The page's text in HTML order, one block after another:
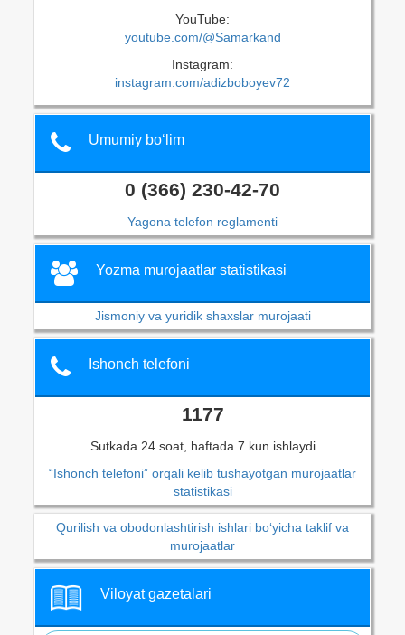
YouTube:
youtube.com/@Samarkand
Instagram:
instagram.com/adizboboyev72
Umumiy bo‘lim
0 (366) 230-42-70
Yagona telefon reglamenti
Yozma murojaatlar statistikasi
Jismoniy va yuridik shaxslar murojaati
Ishonch telefoni
1177
Sutkada 24 soat, haftada 7 kun ishlaydi
“Ishonch telefoni” orqali kelib tushayotgan murojaatlar
statistikasi
Qurilish va obodonlashtirish ishlari bo‘yicha taklif va
murojaatlar
Viloyat gazetalari